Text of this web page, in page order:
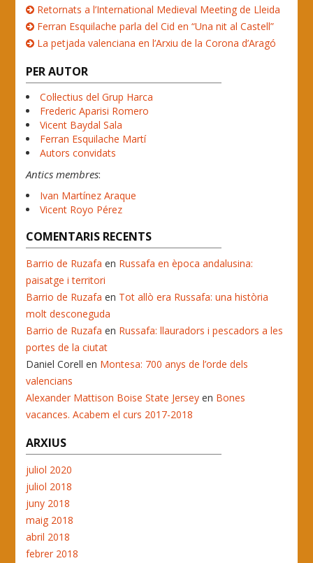
Retornats a l’International Medieval Meeting de Lleida
Ferran Esquilache parla del Cid en “Una nit al Castell”
La petjada valenciana en l’Arxiu de la Corona d’Aragó
PER AUTOR
Col·lectius del Grup Harca
Frederic Aparisi Romero
Vicent Baydal Sala
Ferran Esquilache Martí
Autors convidats
Antics membres:
Ivan Martínez Araque
Vicent Royo Pérez
COMENTARIS RECENTS
Barrio de Ruzafa en Russafa en època andalusina:
paisatge i territori
Barrio de Ruzafa en Tot allò era Russafa: una història
molt desconeguda
Barrio de Ruzafa en Russafa: llauradors i pescadors a les
portes de la ciutat
Daniel Corell en Montesa: 700 anys de l’orde dels
valencians
Alexander Mattison Boise State Jersey en Bones
vacances. Acabem el curs 2017-2018
ARXIUS
juliol 2020
juliol 2018
juny 2018
maig 2018
abril 2018
febrer 2018